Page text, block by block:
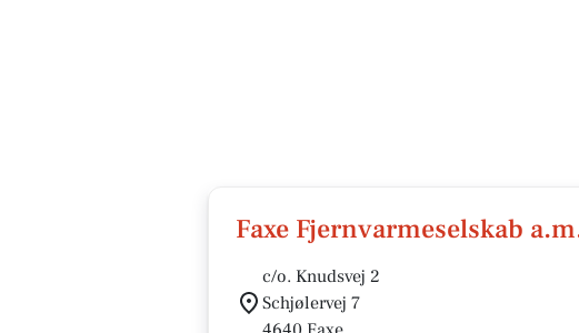
Faxe Fjernvarmeselskab
c/o. Knudsvej 2
Schjølervej 7